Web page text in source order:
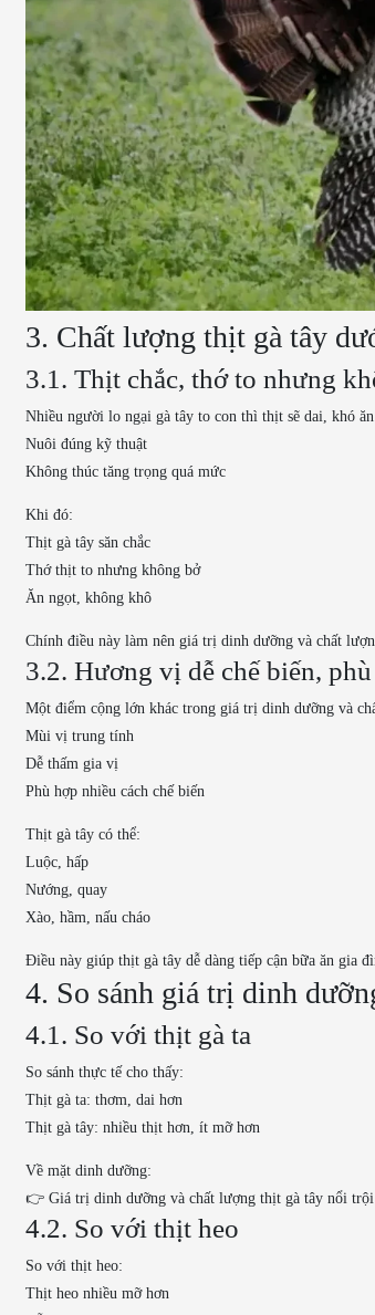
3. Chất lượng thịt gà tây
3.1. Thịt chắc, thớ to nhưng
Nhiều người lo ngại gà tây to con thì thịt sẽ dai, khó
Nuôi đúng kỹ thuật
Không thúc tăng trọng quá mức
Khi đó:
Thịt gà tây săn chắc
Thớ thịt to nhưng không bở
Ăn ngọt, không khô
Chính điều này làm nên giá trị dinh dưỡng và chất
3.2. Hương vị dễ chế biến,
Một điểm cộng lớn khác trong giá trị dinh dưỡng và
Mùi vị trung tính
Dễ thấm gia vị
Phù hợp nhiều cách chế biến
Thịt gà tây có thể:
Luộc, hấp
Nướng, quay
Xào, hầm, nấu cháo
Điều này giúp thịt gà tây dễ dàng tiếp cận bữa ăn gia
4. So sánh giá trị dinh
4.1. So với thịt gà ta
So sánh thực tế cho thấy:
Thịt gà ta: thơm, dai hơn
Thịt gà tây: nhiều thịt hơn, ít mỡ hơn
Về mặt dinh dưỡng:
👉 Giá trị dinh dưỡng và chất lượng thịt gà tây nổi
4.2. So với thịt heo
So với thịt heo:
Thịt heo nhiều mỡ hơn